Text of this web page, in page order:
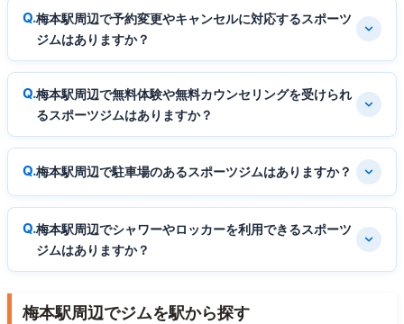
梅本駅周辺で予約変更やキャンセルに対応するスポーツ
ジムはありますか？
梅本駅周辺で無料体験や無料カウンセリングを受けられ
るスポーツジムはありますか？
梅本駅周辺で駐車場のあるスポーツジムはありますか？
梅本駅周辺でシャワーやロッカーを利用できるスポーツ
ジムはありますか？
梅本駅周辺でジムを駅から探す